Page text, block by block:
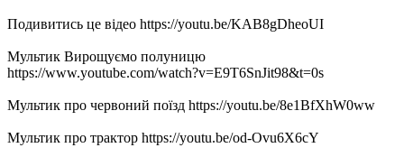
Подивитись це відео https://youtu.be/KAB8gDheoUI
Мультик Вирощуємо полуницю
https://www.youtube.com/watch?v=E9T6SnJit98&t=0s
Мультик про червоний поїзд https://youtu.be/8e1BfXhW0ww
Мультик про трактор https://youtu.be/od-Ovu6X6cY